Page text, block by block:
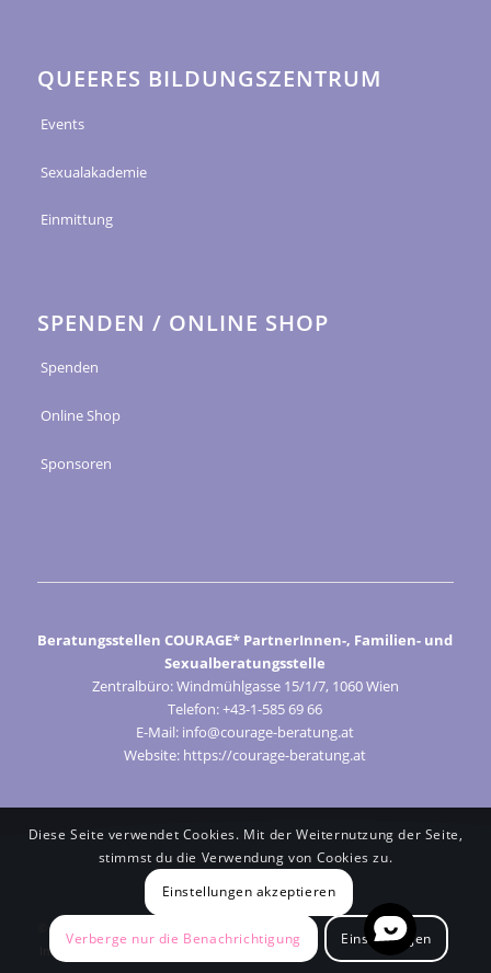
QUEERES BILDUNGSZENTRUM
Events
Sexualakademie
Einmittung
SPENDEN / ONLINE SHOP
Spenden
Online Shop
Sponsoren
Beratungsstellen COURAGE* PartnerInnen-, Familien- und
Sexualberatungsstelle
Zentralbüro: Windmühlgasse 15/1/7, 1060 Wien
Telefon: +43-1-585 69 66
E-Mail: info@courage-beratung.at
Website: https://courage-beratung.at
© Courage 2024
Impressum
Diese Seite verwendet Cookies. Mit der Weiternutzung der Seite,
stimmst du die Verwendung von Cookies zu.
Einstellungen akzeptieren
Verberge nur die Benachrichtigung Einstellungen